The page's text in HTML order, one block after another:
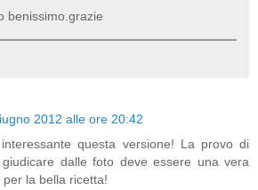
benissimo.grazie
2012 alle ore 20:42
questa versione! La provo di
dalle foto deve essere una vera
la bella ricetta!